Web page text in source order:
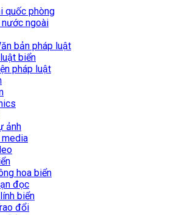
quốc phòng
nước ngoài
bản pháp luật
biển
pháp luật
ảnh
media
hoa biển
đọc
biển
đổi